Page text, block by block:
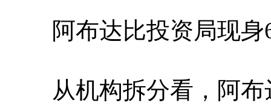
阿布达比投资局现身
从机构拆分看，阿布